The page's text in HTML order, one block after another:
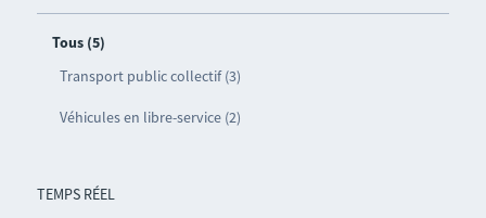
Tous (5)
Transport public collectif (3)
Véhicules en libre-service (2)
TEMPS RÉEL